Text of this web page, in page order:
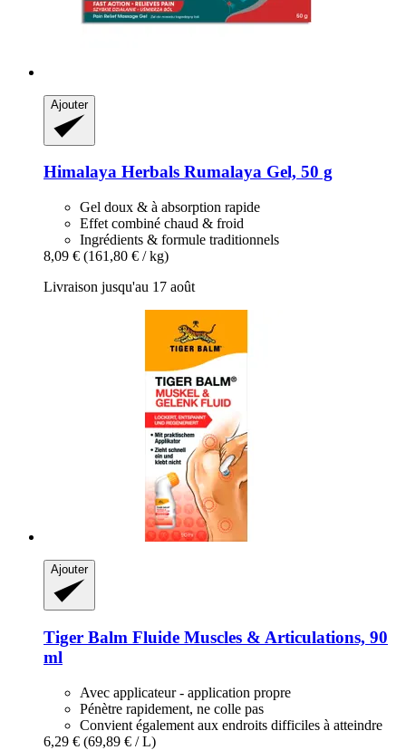
Ajouter
Himalaya Herbals Rumalaya Gel, 50 g
Gel doux & à absorption rapide
Effet combiné chaud & froid
Ingrédients & formule traditionnels
8,09 € (161,80 € / kg)
Livraison jusqu'au 17 août
Ajouter
Tiger Balm Fluide Muscles & Articulations, 90
ml
Avec applicateur - application propre
Pénètre rapidement, ne colle pas
Convient également aux endroits difficiles à atteindre
6,29 € (69,89 € / L)